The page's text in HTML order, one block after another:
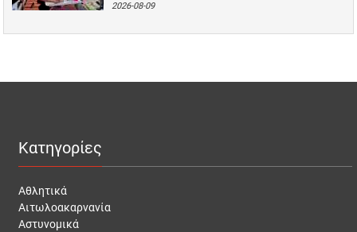
2026-08-09
Κατηγορίες
Αθλητικά
Αιτωλοακαρνανία
Αστυνομικά